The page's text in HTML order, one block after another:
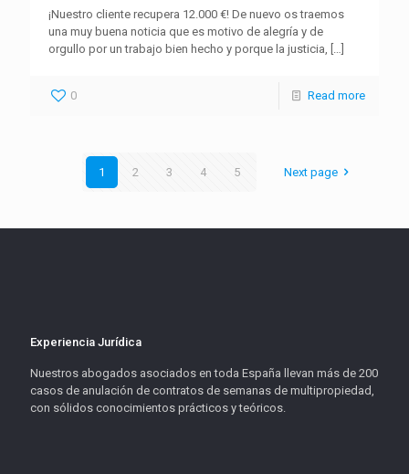
¡Nuestro cliente recupera 12.000 €! De nuevo os traemos
una muy buena noticia que es motivo de alegría y de
orgullo por un trabajo bien hecho y porque la justicia, […]
0 Read more
1 2 3 4 5 Next page
Experiencia Jurídica
Nuestros abogados asociados en toda España llevan más de 200
casos de anulación de contratos de semanas de multipropiedad,
con sólidos conocimientos prácticos y teóricos.